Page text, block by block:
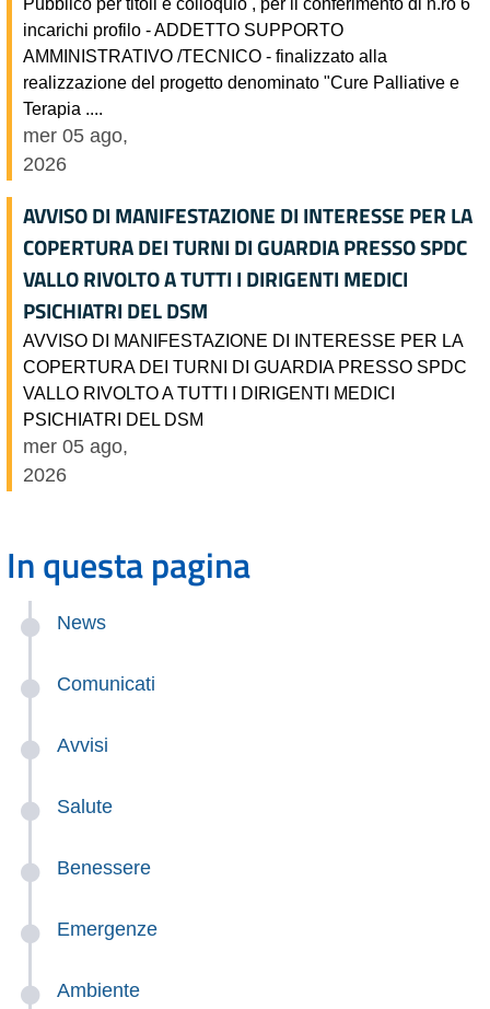
incarichi profilo - ADDETTO SUPPORTO
AMMINISTRATIVO /TECNICO - finalizzato alla
realizzazione del progetto denominato "Cure Palliative e
Terapia ....
mer 05 ago,
2026
AVVISO DI MANIFESTAZIONE DI INTERESSE PER LA
COPERTURA DEI TURNI DI GUARDIA PRESSO SPDC
VALLO RIVOLTO A TUTTI I DIRIGENTI MEDICI
PSICHIATRI DEL DSM
AVVISO DI MANIFESTAZIONE DI INTERESSE PER LA
COPERTURA DEI TURNI DI GUARDIA PRESSO SPDC
VALLO RIVOLTO A TUTTI I DIRIGENTI MEDICI
PSICHIATRI DEL DSM
mer 05 ago,
2026
In questa pagina
News
Comunicati
Avvisi
Salute
Benessere
Emergenze
Ambiente